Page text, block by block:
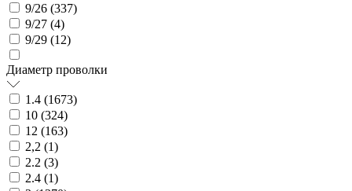
9/26 (337)
9/27 (4)
9/29 (12)
Диаметр проволки
1.4 (1673)
10 (324)
12 (163)
2,2 (1)
2.2 (3)
2.4 (1)